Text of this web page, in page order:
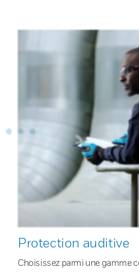
Protection auditive
Choisissez parmi une gamme